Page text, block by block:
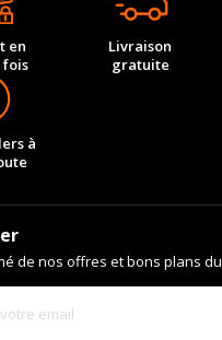
en
fois
Livraison
gratuite
à
de nos offres et bons plans